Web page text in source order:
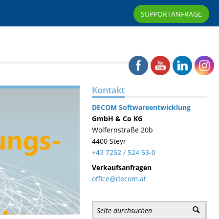
SUPPORTANFRAGE
Kontakt
DECOM Softwareentwicklung
GmbH & Co KG
Wolfernstraße 20b
4400 Steyr
+43 7252 / 524 53-0
Verkaufsanfragen
office@decom.at